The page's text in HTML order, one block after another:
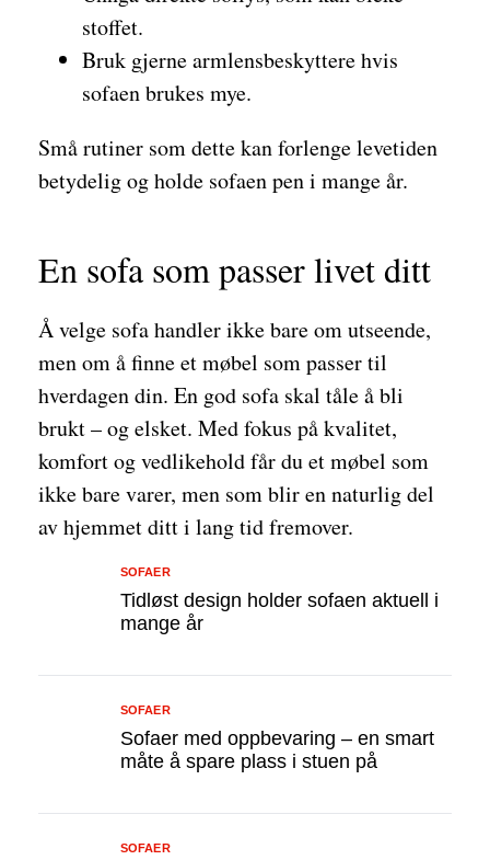
stoffet.
Bruk gjerne armlensbeskyttere hvis
sofaen brukes mye.
Små rutiner som dette kan forlenge levetiden
betydelig og holde sofaen pen i mange år.
En sofa som passer livet ditt
Å velge sofa handler ikke bare om utseende,
men om å finne et møbel som passer til
hverdagen din. En god sofa skal tåle å bli
brukt – og elsket. Med fokus på kvalitet,
komfort og vedlikehold får du et møbel som
ikke bare varer, men som blir en naturlig del
av hjemmet ditt i lang tid fremover.
Tidløst design holder sofaen aktuell i
mange år
SOFAER
Sofaer med oppbevaring – en smart
måte å spare plass i stuen på
SOFAER
SOFAER